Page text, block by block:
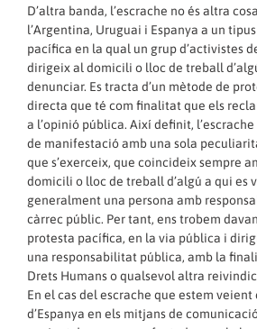
D’altra banda, l’escrache no és altra
l’Argentina, Uruguai i Espanya a un
pacífica en la qual un grup d’activistes
dirigeix al domicili o lloc de treball
denunciar. Es tracta d’un mètode de
directa que té com finalitat que els
a l’opinió pública. Així definit,
de manifestació amb una sola
que s’exerceix, que coincideix sempre
domicili o lloc de treball d’algú a qui es
generalment una persona amb
càrrec públic. Per tant, ens trobem
protesta pacífica, en la via pública i
una responsabilitat pública, amb la
Drets Humans o qualsevol altra
En el cas del escrache que estem veient
d’Espanya en els mitjans de